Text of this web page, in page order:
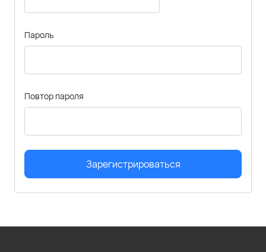
Пароль
Повтор пароля
Зарегистрироваться